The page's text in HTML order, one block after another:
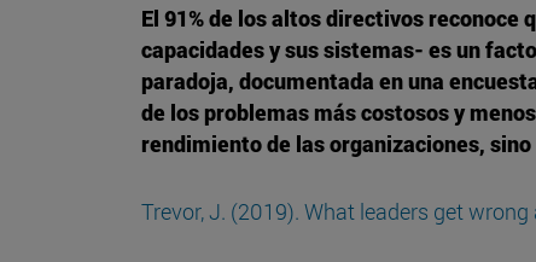
El 91% de los altos directivos
capacidades y sus sistemas- es un
paradoja, documentada en una
de los problemas más costosos y
rendimiento de las organizaciones,
Trevor, J. (2019). What leaders get